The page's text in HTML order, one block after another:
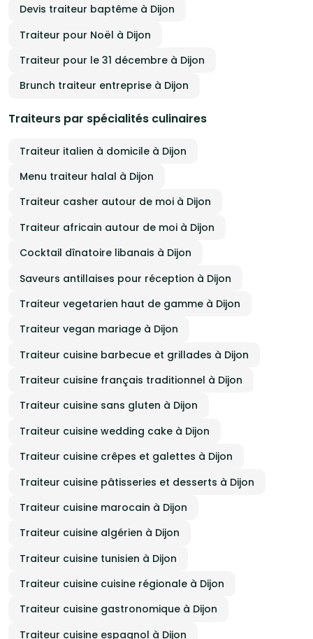
Devis traiteur baptême à Dijon
Traiteur pour Noël à Dijon
Traiteur pour le 31 décembre à Dijon
Brunch traiteur entreprise à Dijon
Traiteurs par spécialités culinaires
Traiteur italien à domicile à Dijon
Menu traiteur halal à Dijon
Traiteur casher autour de moi à Dijon
Traiteur africain autour de moi à Dijon
Cocktail dînatoire libanais à Dijon
Saveurs antillaises pour réception à Dijon
Traiteur vegetarien haut de gamme à Dijon
Traiteur vegan mariage à Dijon
Traiteur cuisine barbecue et grillades à Dijon
Traiteur cuisine français traditionnel à Dijon
Traiteur cuisine sans gluten à Dijon
Traiteur cuisine wedding cake à Dijon
Traiteur cuisine crêpes et galettes à Dijon
Traiteur cuisine pâtisseries et desserts à Dijon
Traiteur cuisine marocain à Dijon
Traiteur cuisine algérien à Dijon
Traiteur cuisine tunisien à Dijon
Traiteur cuisine cuisine régionale à Dijon
Traiteur cuisine gastronomique à Dijon
Traiteur cuisine espagnol à Dijon